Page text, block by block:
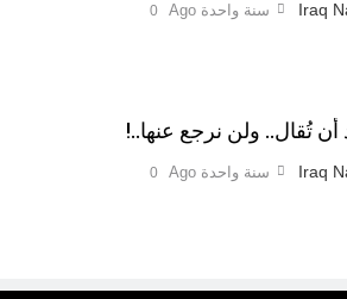
Iraq سنة واحدة Ago 0
أن تُقال.. ولن نرجع عنها..!
Iraq سنة واحدة Ago 0